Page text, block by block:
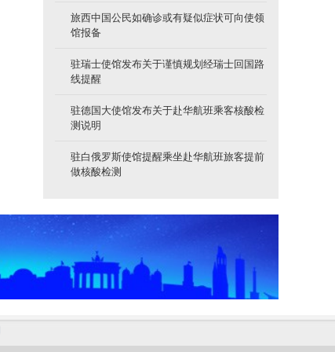
旅西中国公民如确诊或有疑似症状可向使领
馆报备
驻瑞士使馆发布关于谨慎规划经瑞士回国路
线提醒
驻德国大使馆发布关于赴华航班乘客核酸检
测说明
驻白俄罗斯使馆提醒乘坐赴华航班旅客提前
做核酸检测